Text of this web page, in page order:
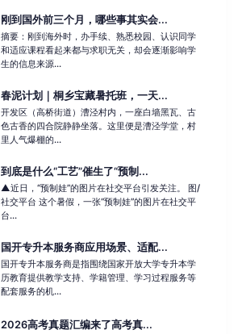
刚到国外前三个月，哪些事其实会...
摘要：刚到海外时，办手续、熟悉校园、认识同学
和适应课程看起来都与求职无关，却会逐渐影响学
生的信息来源...
春泥计划｜桐乡宝藏暑托班，一天...
开发区（高桥街道）漕泾村内，一座白墙黑瓦、古
色古香的四合院静静坐落。这里便是漕泾学堂，村
里人气爆棚的...
到底是什么“工艺”催生了“预制...
▲近日，“预制娃”的图片在社交平台引发关注。 图/
社交平台 这个暑假，一张“预制娃”的图片在社交平
台...
国开专升本服务商应用场景、适配...
国开专升本服务商是指围绕国家开放大学专升本学
历教育提供教学支持、学籍管理、学习过程服务等
配套服务的机...
2026高考真题汇编来了高考真...